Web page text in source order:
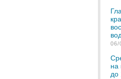
06/
на
до